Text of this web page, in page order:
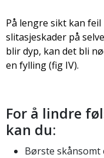
På lengre sikt kan
slitasjeskader på
blir dyp, kan det bli
en fylling (fig IV).
For å lindre
kan du:
Børste